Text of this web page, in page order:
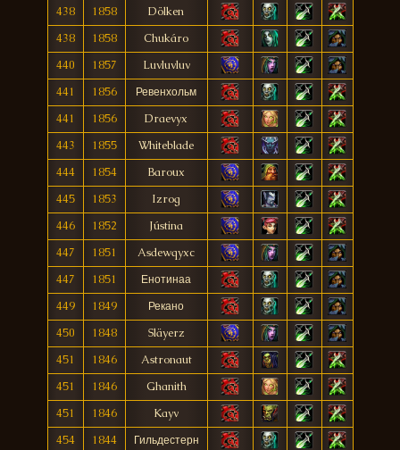
438 1858
Dölken
438
1858
Chukáro
440
1857
Luvluvluv
441
1856
Ревенхольм
441
1856
Draevyx
443
1855
Whiteblade
444
1854
Baroux
445
1853
Izrog
446
1852
Jústina
447
1851
Asdewqyxc
447
1851
Енотинаа
449
1849
Рекано
450
1848
Släyerz
451
1846
Astronaut
451
1846
Ghanith
451
1846
Kayv
454
1844
Гильдестерн